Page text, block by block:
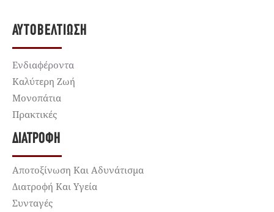
ΑΥΤΟΒΕΛΤΊΩΣΗ
Ενδιαφέροντα
Καλύτερη Ζωή
Μονοπάτια
Πρακτικές
ΔΙΑΤΡΟΦΉ
Αποτοξίνωση Και Αδυνάτισμα
Διατροφή Και Υγεία
Συνταγές